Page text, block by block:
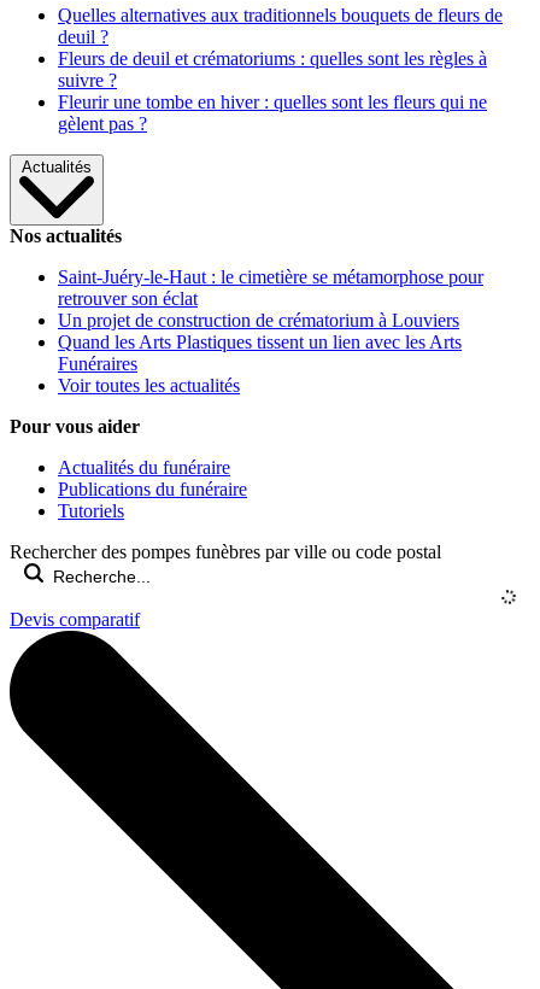
Quelles alternatives aux traditionnels bouquets de fleurs de
deuil ?
Fleurs de deuil et crématoriums : quelles sont les règles à
suivre ?
Fleurir une tombe en hiver : quelles sont les fleurs qui ne
gèlent pas ?
Actualités
Nos actualités
Saint-Juéry-le-Haut : le cimetière se métamorphose pour
retrouver son éclat
Un projet de construction de crématorium à Louviers
Quand les Arts Plastiques tissent un lien avec les Arts
Funéraires
Voir toutes les actualités
Pour vous aider
Actualités du funéraire
Publications du funéraire
Tutoriels
Rechercher des pompes funèbres par ville ou code postal
Devis comparatif